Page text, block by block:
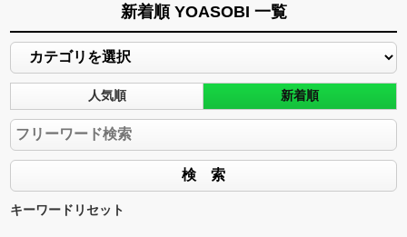
新着順 YOASOBI 一覧
人気順 新着順
キーワードリセット